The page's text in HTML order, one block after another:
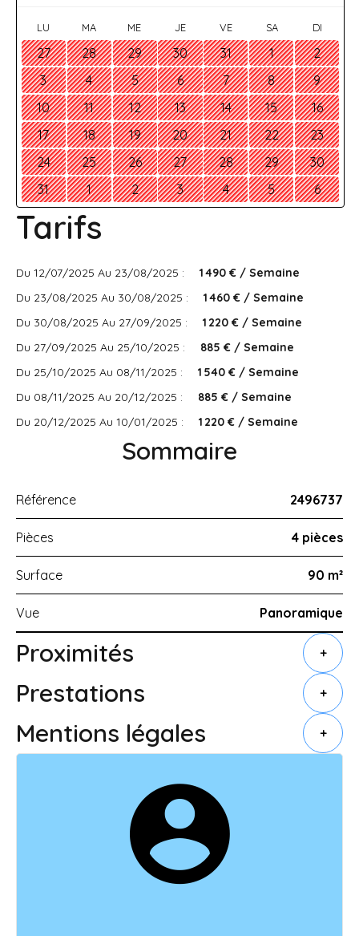
LU MA ME JE VE SA DI
27 28 29 30 31 1
2
3
4 5 6 7 8
9
10
11 12 13 14 15
16
17
18 19 20 21 22
23
24
25 26 27 28 29
30
31
1 2 3 4 5 6
Tarifs
Du 12/07/2025 Au 23/08/2025 :
1 490 € / Semaine
Du 23/08/2025 Au 30/08/2025 :
1 460 € / Semaine
Du 30/08/2025 Au 27/09/2025 :
1 220 € / Semaine
Du 27/09/2025 Au 25/10/2025 :
885 € / Semaine
Du 25/10/2025 Au 08/11/2025 :
1 540 € / Semaine
Du 08/11/2025 Au 20/12/2025 :
885 € / Semaine
Du 20/12/2025 Au 10/01/2025 :
1 220 € / Semaine
Sommaire
Référence 2496737
Pièces 4 pièces
Surface 90 m²
Vue Panoramique
Proximités +
Prestations +
Mentions légales +